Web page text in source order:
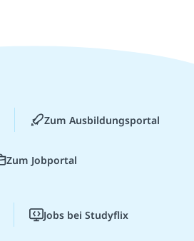
Zum Ausbildungsportal
Zum Jobportal
Jobs bei Studyflix